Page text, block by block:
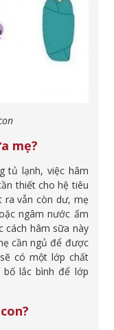
mẹ?
tủ lạnh, việc hâm
thiết cho hệ tiêu
ra vẫn còn dư, mẹ
ngâm nước ấm
cách hâm sữa này
cần ngủ để được
có một lớp chất
lắc bình để lớp